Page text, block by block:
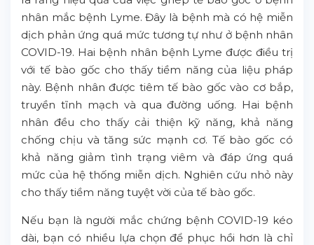
nhân mắc bệnh Lyme. Đây là bệnh mà có hệ miễn
dịch phản ứng quá mức tương tự như ở bệnh nhân
COVID-19. Hai bệnh nhân bệnh Lyme được điều trị
với tế bào gốc cho thấy tiềm năng của liệu pháp
này. Bệnh nhân được tiêm tế bào gốc vào cơ bắp,
truyền tĩnh mạch và qua đường uống. Hai bệnh
nhân đều cho thấy cải thiện kỹ năng, khả năng
chống chịu và tăng sức mạnh cơ. Tế bào gốc có
khả năng giảm tình trạng viêm và đáp ứng quá
mức của hệ thống miễn dịch. Nghiên cứu nhỏ này
cho thấy tiềm năng tuyệt vời của tế bào gốc.
Nếu bạn là người mắc chứng bệnh COVID-19 kéo
dài, bạn có nhiều lựa chọn để phục hồi hơn là chỉ